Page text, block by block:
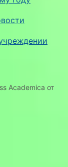
Academica от